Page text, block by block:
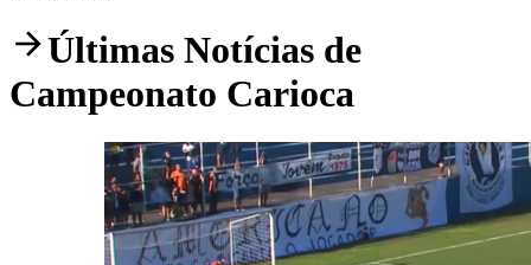
Últimas Notícias de
Campeonato Carioca